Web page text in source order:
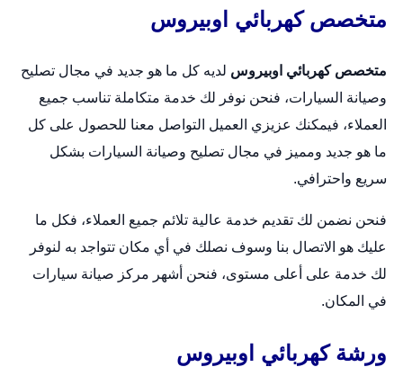
متخصص كهربائي اوبيروس
متخصص كهربائي اوبيروس لديه كل ما هو جديد في مجال تصليح
وصيانة السيارات، فنحن نوفر لك خدمة متكاملة تناسب جميع
العملاء، فيمكنك عزيزي العميل التواصل معنا للحصول على كل
ما هو جديد ومميز في مجال تصليح وصيانة السيارات بشكل
سريع واحترافي.
فنحن نضمن لك تقديم خدمة عالية تلائم جميع العملاء، فكل ما
عليك هو الاتصال بنا وسوف نصلك في أي مكان تتواجد به لنوفر
لك خدمة على أعلى مستوى، فنحن أشهر مركز صيانة سيارات
في المكان.
ورشة كهربائي اوبيروس